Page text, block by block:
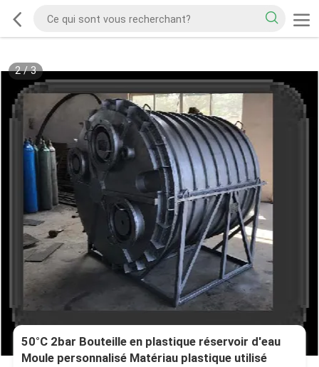
2/3
50°C 2bar Bouteille en plastique réservoir d'eau
Moule personnalisé Matériau plastique utilisé